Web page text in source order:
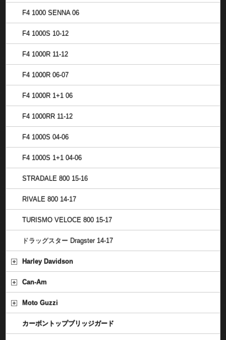
F4 1000 SENNA 06
F4 1000S 10-12
F4 1000R 11-12
F4 1000R 06-07
F4 1000R 1+1 06
F4 1000RR 11-12
F4 1000S 04-06
F4 1000S 1+1 04-06
STRADALE 800 15-16
RIVALE 800 14-17
TURISMO VELOCE 800 15-17
ドラッグスター Dragster 14-17
Harley Davidson
Can-Am
Moto Guzzi
カーボントップブリッジガード